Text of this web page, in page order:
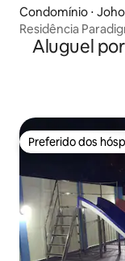
Condomínio ⋅
Residência
NestGetaway
Aluguel
Preferido dos
Preferido dos